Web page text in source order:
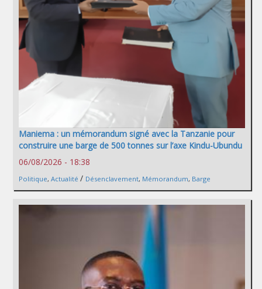
Maniema : un mémorandum signé avec la Tanzanie pour
construire une barge de 500 tonnes sur l’axe Kindu-Ubundu
06/08/2026 - 18:38
Politique, Actualité / Désenclavement, Mémorandum, Barge